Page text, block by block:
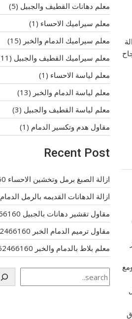
معلم دهانات القطيف والجبيل (5)
معلم سيراميك الاحساء (1)
معلم سيراميك الدمام والخبر (15)
معلم سيراميك القطيف والجبيل (11)
معلم لياسة الاحساء (1)
معلم لياسة الدمام والخبر (13)
معلم لياسة القطيف والجبيل (3)
مقاول هدم وتكسير الدمام (1)
Recent Post
ازالة الصبغ برمل وتخشين الاحساء 0562466160
ازالة الدهانات القديمه بالرمل الدمام 0562466160
مقاول تقشير دهانات بالجبيل 0562466160
مقاول ترميم الدمام الخبر 0562466160
معلم بلاط بالدمام والخبر 0562466160
Search